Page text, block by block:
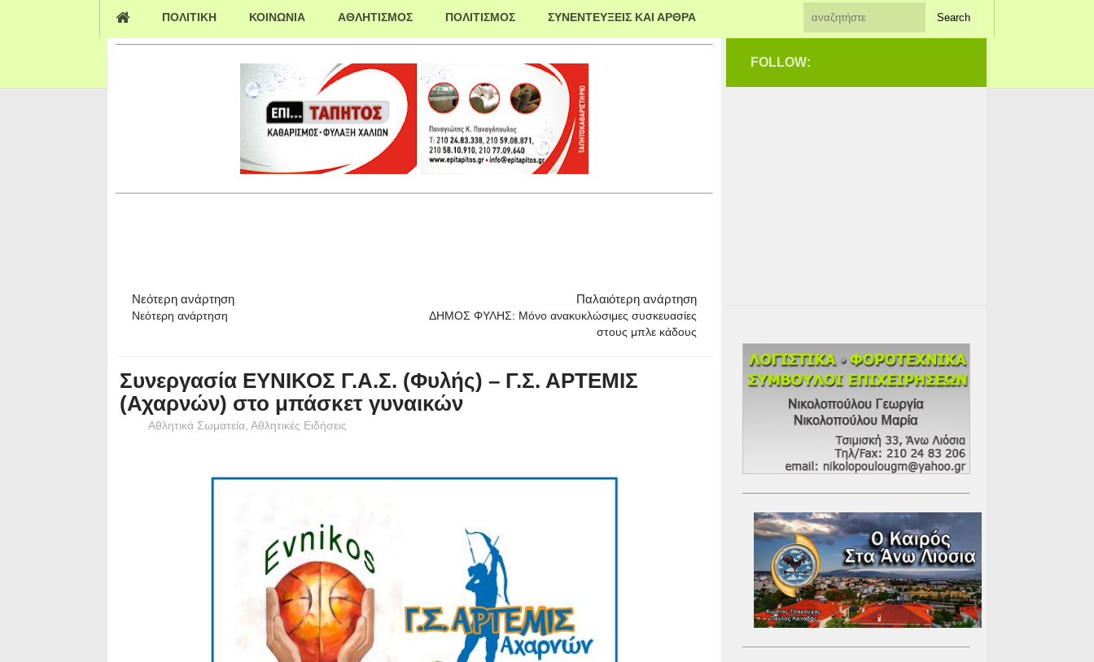
ΠΟΛΙΤΙΚΗ ΚΟΙΝΩΝΙΑ ΑΘΛΗΤΙΣΜΟΣ ΠΟΛΙΤΙΣΜΟΣ ΣΥΝΕΝΤΕΥΞΕΙΣ ΚΑΙ ΑΡΘΡΑ
Νεότερη ανάρτηση
Νεότερη ανάρτηση
Παλαιότερη ανάρτηση
ΔΗΜΟΣ ΦΥΛΗΣ: Μόνο ανακυκλώσιμες συσκευασίες
στους μπλε κάδους
Συνεργασία ΕΥΝΙΚΟΣ Γ.Α.Σ. (Φυλής) – Γ.Σ. ΑΡΤΕΜΙΣ
(Αχαρνών) στο μπάσκετ γυναικών
Αθλητικά Σωματεία Αθλητικές Ειδήσεις
FOLLOW: